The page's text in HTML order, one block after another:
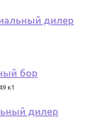
дилер
бор
к1
дилер